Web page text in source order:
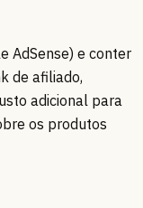
AdSense) e conter
de afiliado,
adicional para
os produtos